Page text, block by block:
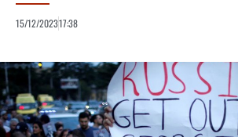
15/12/202317:38